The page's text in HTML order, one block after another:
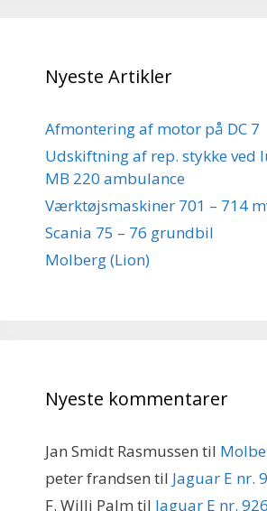
Nyeste Artikler
Afmontering af motor på DC 7
Udskiftning af rep. stykke ved
MB 220 ambulance
Værktøjsmaskiner 701 – 714
Scania 75 – 76 grundbil
Molberg (Lion)
Nyeste kommentarer
Jan Smidt Rasmussen til
peter frandsen til Jaguar E nr.
F. Willi Palm til Jaguar E nr.